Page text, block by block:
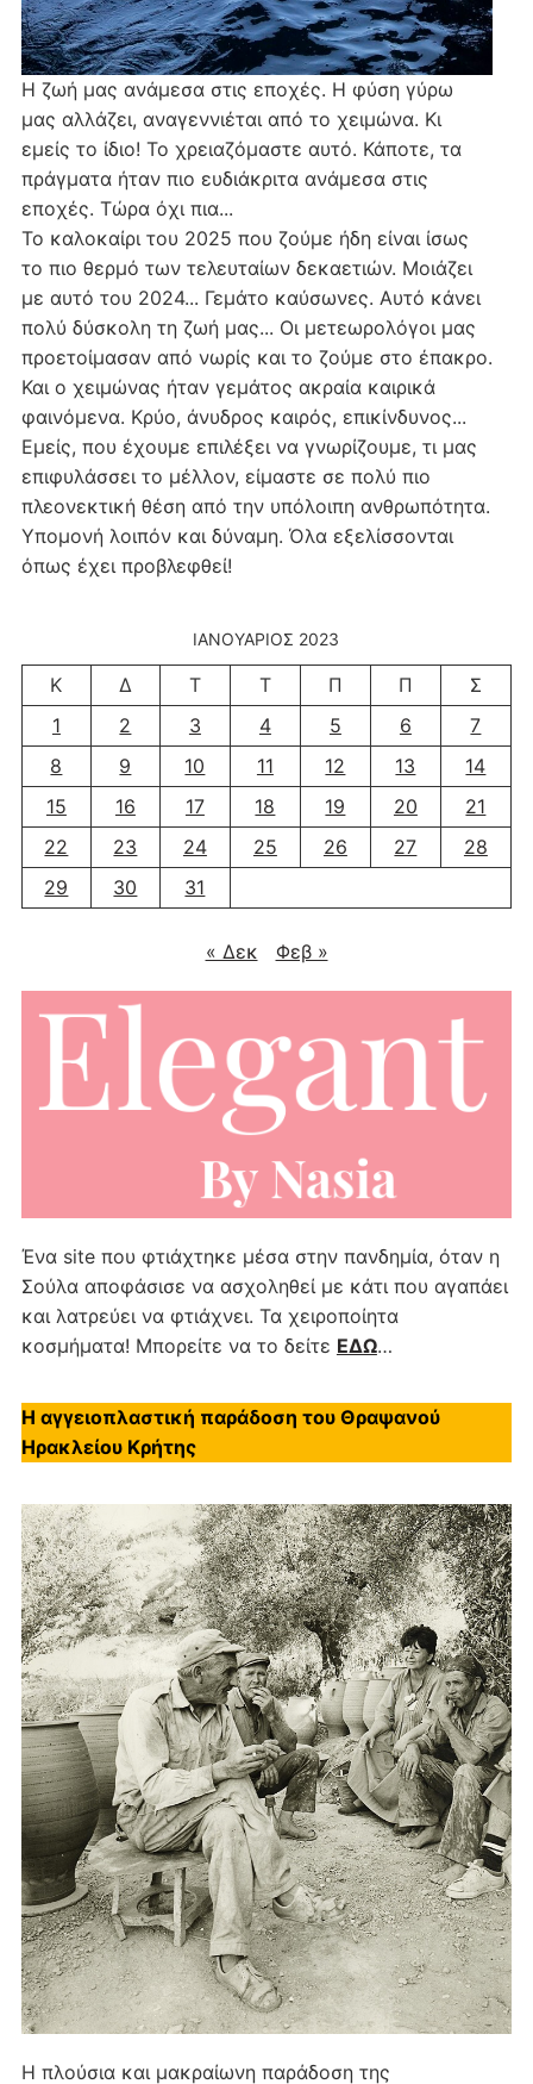
Η ζωή μας ανάμεσα στις εποχές. Η φύση γύρω
μας αλλάζει, αναγεννιέται από το χειμώνα. Κι
εμείς το ίδιο! Το χρειαζόμαστε αυτό. Κάποτε, τα
πράγματα ήταν πιο ευδιάκριτα ανάμεσα στις
εποχές. Τώρα όχι πια...
Το καλοκαίρι του 2025 που ζούμε ήδη είναι ίσως
το πιο θερμό των τελευταίων δεκαετιών. Μοιάζει
με αυτό του 2024... Γεμάτο καύσωνες. Αυτό κάνει
πολύ δύσκολη τη ζωή μας... Οι μετεωρολόγοι μας
προετοίμασαν από νωρίς και το ζούμε στο έπακρο.
Και ο χειμώνας ήταν γεμάτος ακραία καιρικά
φαινόμενα. Κρύο, άνυδρος καιρός, επικίνδυνος...
Εμείς, που έχουμε επιλέξει να γνωρίζουμε, τι μας
επιφυλάσσει το μέλλον, είμαστε σε πολύ πιο
πλεονεκτική θέση από την υπόλοιπη ανθρωπότητα.
Υπομονή λοιπόν και δύναμη. Όλα εξελίσσονται
όπως έχει προβλεφθεί!
ΙΑΝΟΥΆΡΙΟΣ 2023
Κ Δ Τ Τ Π Π
Σ
1
2 3 4 5 6
7
8
9 10 11 12 13
14
15
16 17 18 19 20
21
22
23 24 25 26 27
28
29
30 31
« Δεκ Φεβ »
Ένα site που φτιάχτηκε μέσα στην πανδημία, όταν η
Σούλα αποφάσισε να ασχοληθεί με κάτι που αγαπάει
και λατρεύει να φτιάχνει. Τα χειροποίητα
κοσμήματα! Μπορείτε να το δείτε ΕΔΩ…
Η αγγειοπλαστική παράδοση του Θραψανού
Ηρακλείου Κρήτης
Η πλούσια και μακραίωνη παράδοση της